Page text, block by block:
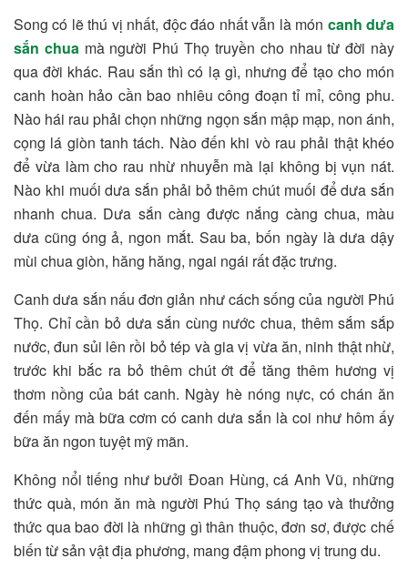
Song có lẽ thú vị nhất, độc đáo nhất vẫn là món canh dưa
sắn chuamà người Phú Thọ truyền cho nhau từ đời này
qua đời khác. Rau sắn thì có lạ gì, nhưng để tạo cho món
canh hoàn hảo cần bao nhiêu công đoạn tỉ mỉ, công phu.
Nào hái rau phải chọn những ngọn sắn mập mạp, non ánh,
cọng lá giòn tanh tách. Nào đến khi vò rau phải thật khéo
để vừa làm cho rau nhừ nhuyễn mà lại không bị vụn nát.
Nào khi muối dưa sắn phải bỏ thêm chút muối để dưa sắn
nhanh chua. Dưa sắn càng được nắng càng chua, màu
dưa cũng óng ả, ngon mắt. Sau ba, bốn ngày là dưa dậy
mùi chua giòn, hăng hăng, ngai ngái rất đặc trưng.
Canh dưa sắn nấu đơn giản như cách sống của người Phú
Thọ. Chỉ cần bỏ dưa sắn cùng nước chua, thêm sắm sắp
nước, đun sủi lên rồi bỏ tép và gia vị vừa ăn, ninh thật nhừ,
trước khi bắc ra bỏ thêm chút ớt để tăng thêm hương vị
thơm nồng của bát canh. Ngày hè nóng nực, có chán ăn
đến mấy mà bữa cơm có canh dưa sắn là coi như hôm ấy
bữa ăn ngon tuyệt mỹ mãn.
Không nổi tiếng như bưởi Đoan Hùng, cá Anh Vũ, những
thức quà, món ăn mà người Phú Thọ sáng tạo và thưởng
thức qua bao đời là những gì thân thuộc, đơn sơ, được chế
biến từ sản vật địa phương, mang đậm phong vị trung du.